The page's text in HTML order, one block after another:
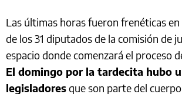
Las últimas horas fueron frenéticas en
de los 31 diputados de la comisión de
espacio donde comenzará el proceso
El domingo por la tardecita hubo
legisladoresque son parte del